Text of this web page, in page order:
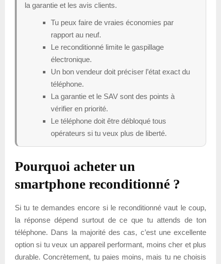
la garantie et les avis clients.
Tu peux faire de vraies économies par
rapport au neuf.
Le reconditionné limite le gaspillage
électronique.
Un bon vendeur doit préciser l’état exact du
téléphone.
La garantie et le SAV sont des points à
vérifier en priorité.
Le téléphone doit être débloqué tous
opérateurs si tu veux plus de liberté.
Pourquoi acheter un
smartphone reconditionné ?
Si tu te demandes encore si le reconditionné vaut le coup,
la réponse dépend surtout de ce que tu attends de ton
téléphone. Dans la majorité des cas, c’est une excellente
option si tu veux un appareil performant, moins cher et plus
durable. Concrètement, tu paies moins, mais tu ne choisis